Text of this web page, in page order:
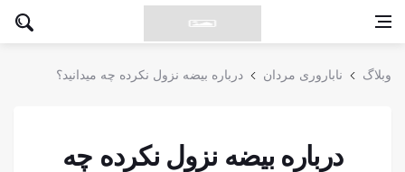
وبلاگ ناباروری مردان درباره بیضه نزول نکرده چه میدانید؟
درباره بیضه نزول نکرده چه